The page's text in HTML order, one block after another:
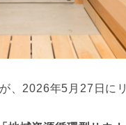
が、2026年5月27日に